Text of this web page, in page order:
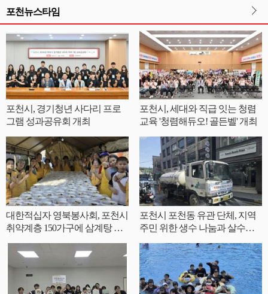
포천뉴스타임
포천시, 경기청년 사다리 프로
그램 성과공유회 개최
포천시, 세대와 직급 잇는 청렴
교육 '청렴해듀오! 골든벨' 개최
대한적십자 영북봉사회, 포천시
취약계층 150가구에 삼계탕 전
포천시 포천동 유관 단체, 지역
주민 위한 생수 나눔과 살수차